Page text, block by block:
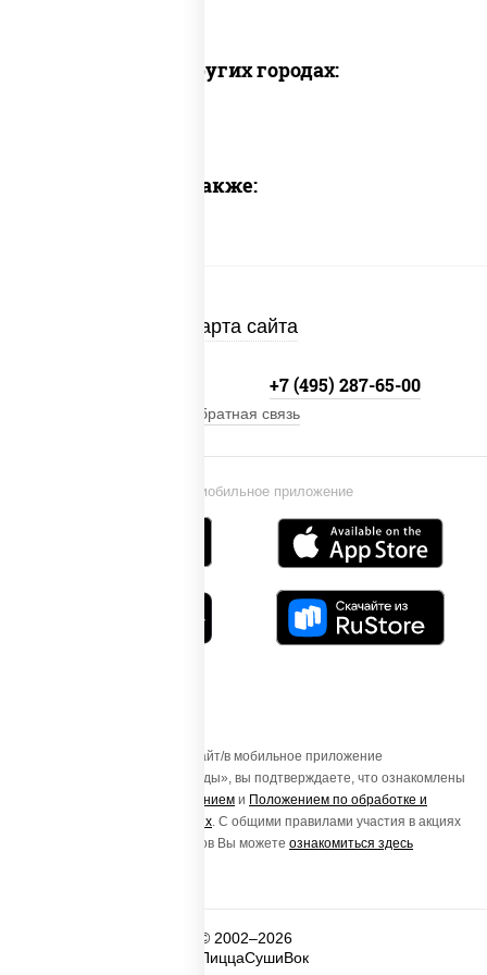
Доставка в других городах:
Предлагаем также:
Карта сайта
Установи мобильное приложение
+7 (495) 287-65-00
Обратная связь
Осуществляя вход на этот Сайт/в мобильное приложение
«ПиццаСушиВок - доставка еды», вы подтверждаете, что ознакомлены
Пользовательским соглашением и Положением по обработке и
защите персональных данных. С общими правилами участия в акциях
и порядке получения подарков Вы можете ознакомиться здесь
© 2002–2026
ПиццаСушиВок